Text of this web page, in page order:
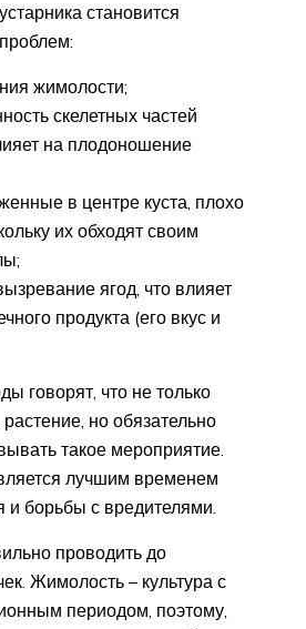
становится
жимолости;
скелетных частей
на плодоношение
в центре куста, плохо
их обходят своим
ягод, что влияет
продукта (его вкус и
говорят, что не только
но обязательно
такое мероприятие.
лучшим временем
борьбы с вредителями.
проводить до
Жимолость – культура с
периодом, поэтому,